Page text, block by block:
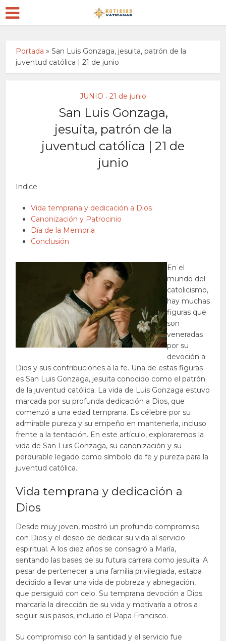
Portada »San Luis Gonzaga, jesuita, patrón de la
juventud católica | 21 de junio
JUNIO • 21 de junio
San Luis Gonzaga,
jesuita, patrón de la
juventud católica | 21 de
junio
Indice
Vida temprana y dedicación a Dios
Canonización y Patrocinio
Día de la Memoria
Conclusión
En el
mundo del
catolicismo,
hay muchas
figuras que
son
veneradas
por su
devoción a
Dios y sus contribuciones a la fe. Una de estas figuras
es San Luis Gonzaga, jesuita conocido como el patrón
de la juventud católica. La vida de Luis Gonzaga estuvo
marcada por su profunda dedicación a Dios, que
comenzó a una edad temprana. Es célebre por su
admirable pureza y su empeño en mantenerla, incluso
frente a la tentación. En este artículo, exploraremos la
vida de San Luis Gonzaga, su canonización y su
perdurable legado como símbolo de fe y pureza para la
juventud católica.
Vida temprana y dedicación a
Dios
Desde muy joven, mostró un profundo compromiso
con Dios y el deseo de dedicar su vida al servicio
espiritual. A los diez años se consagró a María,
sentando las bases de su futura carrera como jesuita. A
pesar de pertenecer a una familia privilegiada, estaba
decidido a llevar una vida de pobreza y abnegación,
que persiguió con celo. Su temprana devoción a Dios
marcaría la dirección de su vida y motivaría a otros a
seguir sus pasos, incluido el Papa Francisco.
Su compromiso con la santidad y el servicio fue